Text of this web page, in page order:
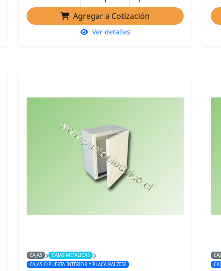
Agregar a Cotización
Ver detalles
CAJAS
CAJAS METALICAS
CAJAS C/PUERTA INTERIOR Y PLACA RAL7032